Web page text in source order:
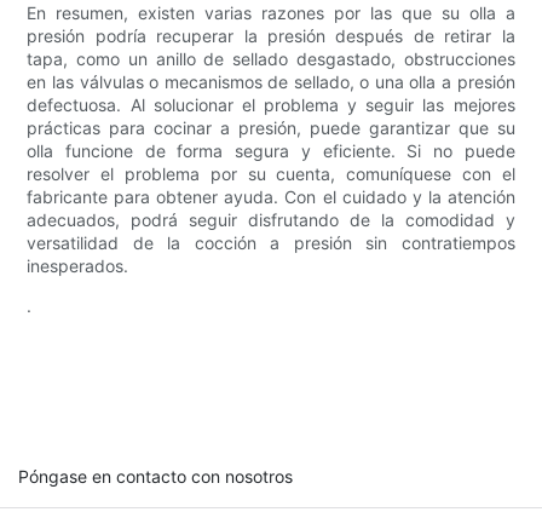
En resumen, existen varias razones por las que su olla a
presión podría recuperar la presión después de retirar la
tapa, como un anillo de sellado desgastado, obstrucciones
en las válvulas o mecanismos de sellado, o una olla a presión
defectuosa. Al solucionar el problema y seguir las mejores
prácticas para cocinar a presión, puede garantizar que su
olla funcione de forma segura y eficiente. Si no puede
resolver el problema por su cuenta, comuníquese con el
fabricante para obtener ayuda. Con el cuidado y la atención
adecuados, podrá seguir disfrutando de la comodidad y
versatilidad de la cocción a presión sin contratiempos
inesperados.
.
Póngase en contacto con nosotros